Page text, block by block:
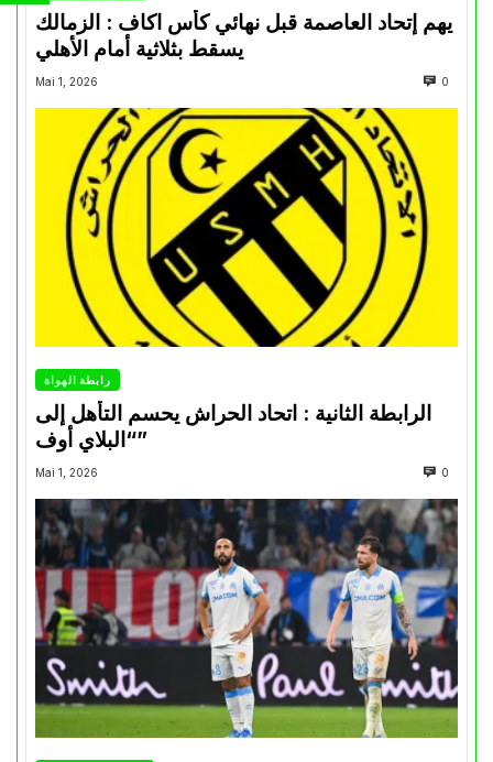
يهم إتحاد العاصمة قبل نهائي كأس اكاف : الزمالك
Mai 1, 2026 0
رابطة الهواة
الرابطة الثانية : اتحاد الحراش يحسم التأهل إلى
“البلاي أوف”
Mai 1, 2026 0